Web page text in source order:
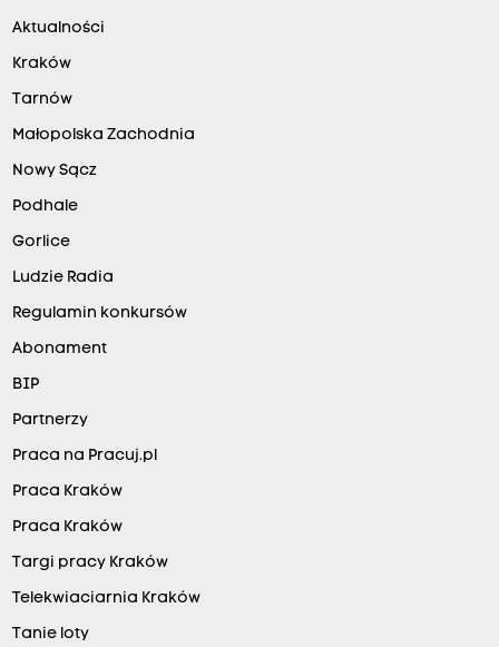
Aktualności
Kraków
Tarnów
Małopolska Zachodnia
Nowy Sącz
Podhale
Gorlice
Ludzie Radia
Regulamin konkursów
Abonament
BIP
Partnerzy
Praca na Pracuj.pl
Praca Kraków
Praca Kraków
Targi pracy Kraków
Telekwiaciarnia Kraków
Tanie loty